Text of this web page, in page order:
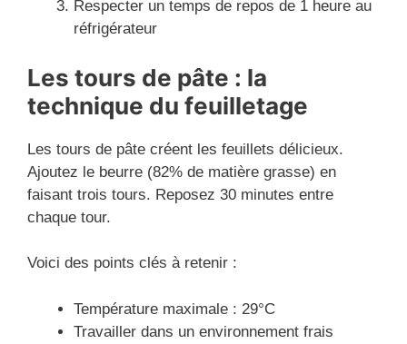
Respecter un temps de repos de 1 heure au
réfrigérateur
Les tours de pâte : la
technique du feuilletage
Les tours de pâte créent les feuillets délicieux.
Ajoutez le beurre (82% de matière grasse) en
faisant trois tours. Reposez 30 minutes entre
chaque tour.
Voici des points clés à retenir :
Température maximale : 29°C
Travailler dans un environnement frais